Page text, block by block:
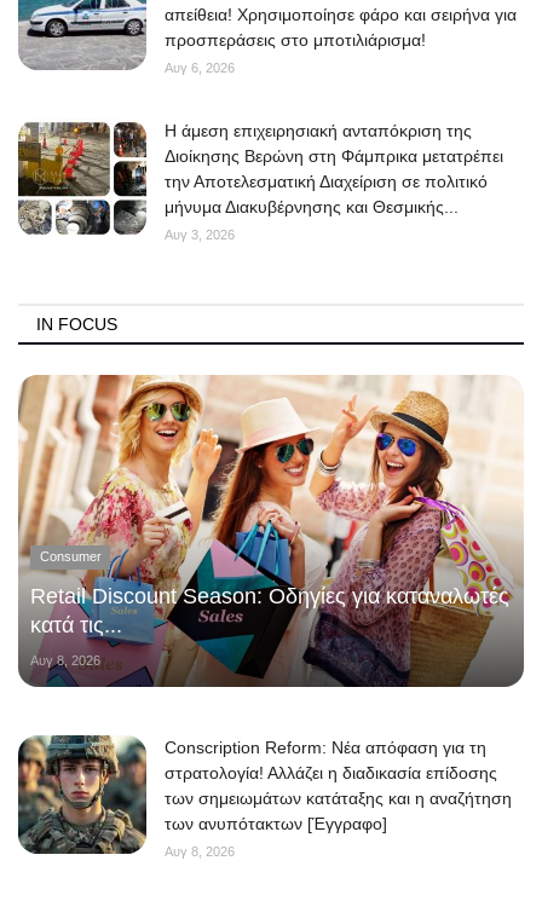
απείθεια! Χρησιμοποίησε φάρο και σειρήνα για
προσπεράσεις στο μποτιλιάρισμα!
Αυγ 6, 2026
Η άμεση επιχειρησιακή ανταπόκριση της
Διοίκησης Βερώνη στη Φάμπρικα μετατρέπει
την Αποτελεσματική Διαχείριση σε πολιτικό
μήνυμα Διακυβέρνησης και Θεσμικής...
Αυγ 3, 2026
IN FOCUS
Consumer
Retail Discount Season: Οδηγίες για καταναλωτές
κατά τις...
Αυγ 8, 2026
Conscription Reform: Νέα απόφαση για τη
στρατολογία! Αλλάζει η διαδικασία επίδοσης
των σημειωμάτων κατάταξης και η αναζήτηση
των ανυπότακτων [Έγγραφο]
Αυγ 8, 2026